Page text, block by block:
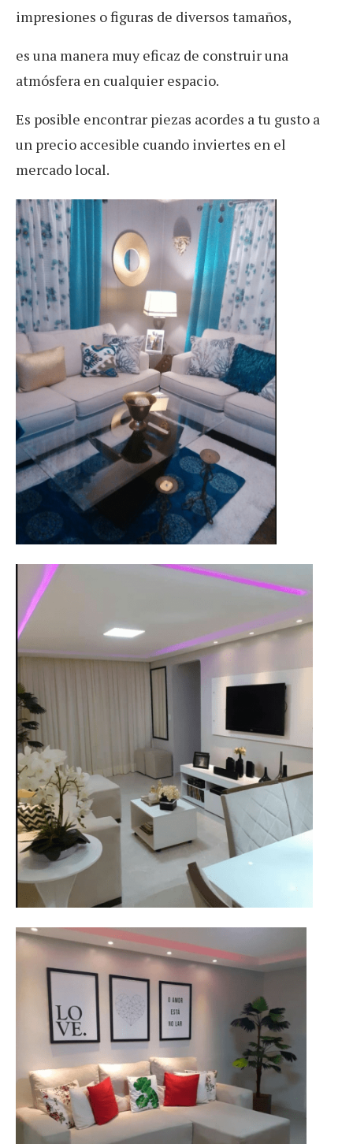
impresiones o figuras de diversos tamaños,
es una manera muy eficaz de construir una
atmósfera en cualquier espacio.
Es posible encontrar piezas acordes a tu gusto a
un precio accesible cuando inviertes en el
mercado local.